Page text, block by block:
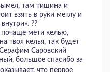
там тишина и
взять в руки метлу и
??
почаще мети келью,
твоя келья, так будет
Саровский
большое спасибо за
что первое